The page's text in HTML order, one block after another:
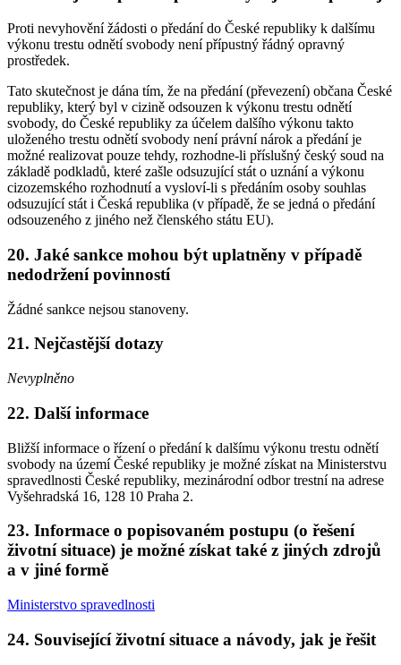
Proti nevyhovění žádosti o předání do České republiky k dalšímu
výkonu trestu odnětí svobody není přípustný řádný opravný
prostředek.
Tato skutečnost je dána tím, že na předání (převezení) občana České
republiky, který byl v cizině odsouzen k výkonu trestu odnětí
svobody, do České republiky za účelem dalšího výkonu takto
uloženého trestu odnětí svobody není právní nárok a předání je
možné realizovat pouze tehdy, rozhodne-li příslušný český soud na
základě podkladů, které zašle odsuzující stát o uznání a výkonu
cizozemského rozhodnutí a vysloví-li s předáním osoby souhlas
odsuzující stát i Česká republika (v případě, že se jedná o předání
odsouzeného z jiného než členského státu EU).
20. Jaké sankce mohou být uplatněny v případě
nedodržení povinností
Žádné sankce nejsou stanoveny.
21. Nejčastější dotazy
Nevyplněno
22. Další informace
Bližší informace o řízení o předání k dalšímu výkonu trestu odnětí
svobody na území České republiky je možné získat na Ministerstvu
spravedlnosti České republiky, mezinárodní odbor trestní na adrese
Vyšehradská 16, 128 10 Praha 2.
23. Informace o popisovaném postupu (o řešení
životní situace) je možné získat také z jiných zdrojů
a v jiné formě
Ministerstvo spravedlnosti
24. Související životní situace a návody, jak je řešit